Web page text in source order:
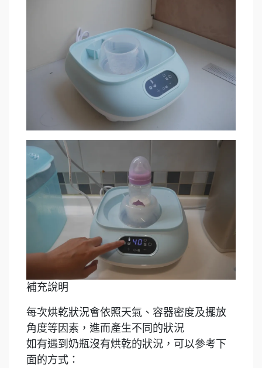
補充說明
每次烘乾狀況會依照天氣、容器密度及擺放
角度等因素，進而產生不同的狀況
如有遇到奶瓶沒有烘乾的狀況，可以參考下
面的方式：